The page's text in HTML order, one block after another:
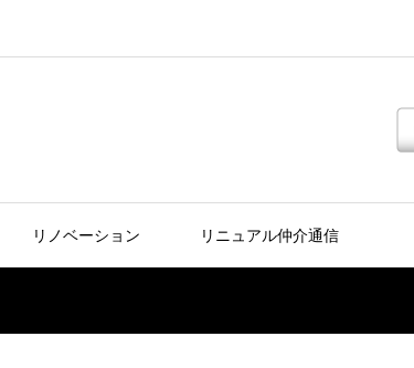
リノベーション リニュアル仲介通信